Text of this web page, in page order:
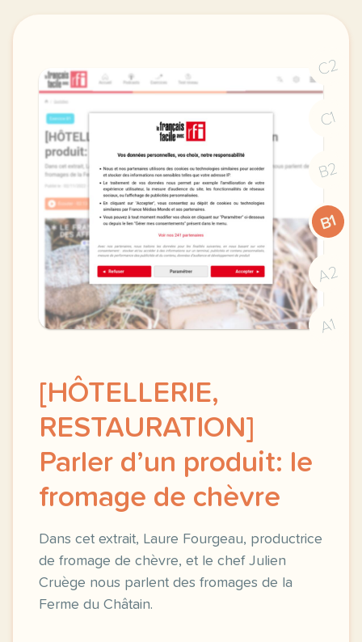
C2
C1
B2
B1
A2
A1
[HÔTELLERIE,
RESTAURATION]
Parler d’un produit: le
fromage de chèvre
Dans cet extrait, Laure Fourgeau, productrice
de fromage de chèvre, et le chef Julien
Cruège nous parlent des fromages de la
Ferme du Châtain.